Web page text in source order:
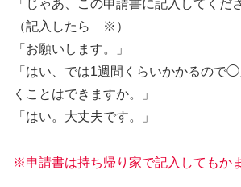
「じゃあ、この申請書に記入してくだ
（記入したら ※）
「お願いします。」
「はい、では1週間くらいかかるので
くことはできますか。」
「はい。大丈夫です。」
※申請書は持ち帰り家で記入してもか